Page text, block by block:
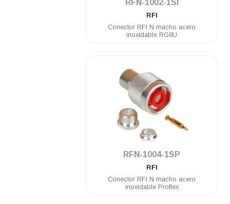
RFN-1002-1SI
RFI
Conector RFI N macho acero
inoxidable RG8U
RFN-1004-1SP
RFI
Conector RFI N macho acero
inoxidable Proflex